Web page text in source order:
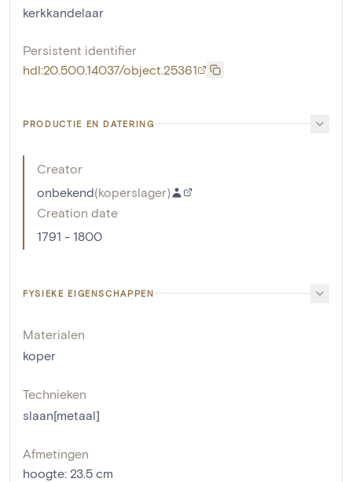
kerkkandelaar
Persistent identifier
hdl:20.500.14037/object.25361
PRODUCTIE EN DATERING
Creator
onbekend(koperslager)
Creation date
1791 - 1800
FYSIEKE EIGENSCHAPPEN
Materialen
koper
Technieken
slaan[metaal]
Afmetingen
hoogte: 23.5 cm